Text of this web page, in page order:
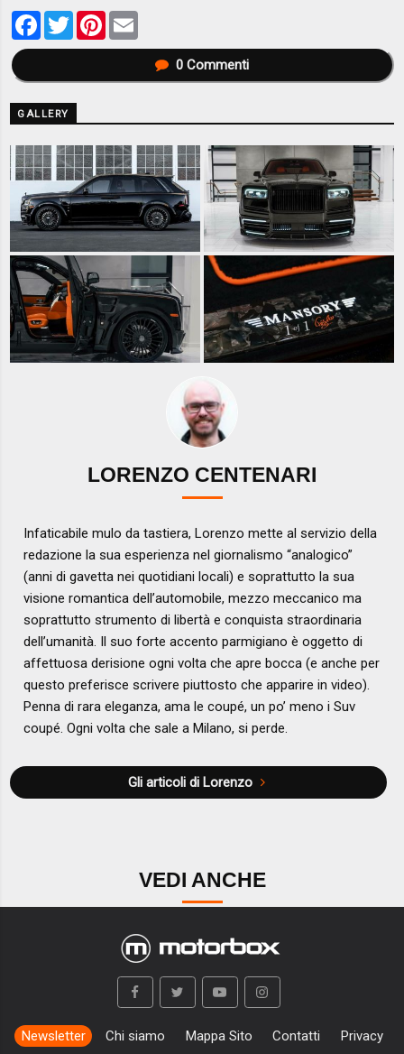
Facebook
TwitterPinterest
0Commenti
GALLERY
LORENZO CENTENARI
Infaticabile mulo da tastiera, Lorenzo mette al servizio della
redazione la sua esperienza nel giornalismo “analogico”
(anni di gavetta nei quotidiani locali) e soprattutto la sua
visione romantica dell’automobile, mezzo meccanico ma
soprattutto strumento di libertà e conquista straordinaria
dell’umanità. Il suo forte accento parmigiano è oggetto di
affettuosa derisione ogni volta che apre bocca (e anche per
questo preferisce scrivere piuttosto che apparire in video).
Penna di rara eleganza, ama le coupé, un po’ meno i Suv
coupé. Ogni volta che sale a Milano, si perde.
Gli articoli di Lorenzo
VEDI ANCHE
Newsletter Chi siamo Mappa Sito Contatti Privacy